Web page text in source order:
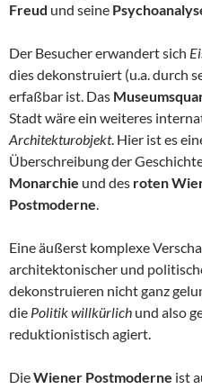
Freud und seine
Der Besucher erwandert sich
dies dekonstruiert (u.a. durch
erfaßbar ist. Das
Stadt wäre ein weiteres
Architekturobjekt. Hier ist es
Überschreibung der
Monarchie und des roten
Postmoderne.
Eine äußerst komplexe
architektonischer und
dekonstruieren nicht ganz
die Politik willkürlich und also
reduktionistisch agiert.
DieWiener Postmoderne ist